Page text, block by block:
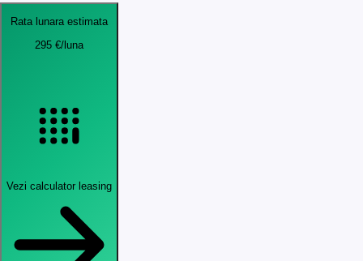
Rata lunara estimata
295 €/luna
Vezi calculator leasing